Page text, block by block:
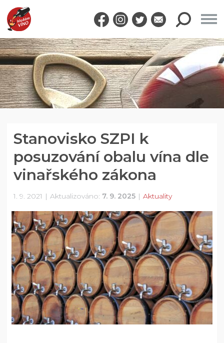
Stanovisko SZPI k
posuzování obalu vína dle
vinařského zákona
1. 9. 2021 Aktualizováno: 7. 9. 2025 Aktuality